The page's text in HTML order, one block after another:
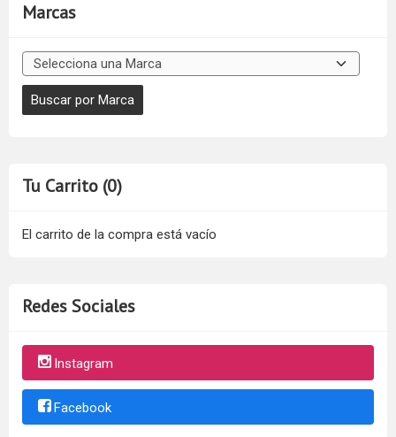
Marcas
Tu Carrito (0)
El carrito de la compra está vacío
Redes Sociales
Instagram
Facebook